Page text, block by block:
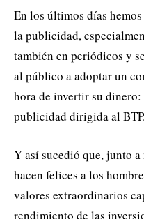
En los últimos días
la publicidad,
también en periódicos y
al público a adoptar un
hora de invertir su
publicidad dirigida al
Y así sucedió que, junto
hacen felices a los
valores extraordinarios
rendimiento de las